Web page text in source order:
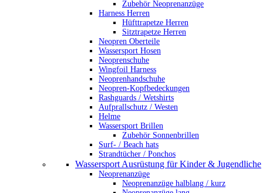
Zubehör Neoprenanzüge
Harness Herren
Hüfttrapetze Herren
Sitztrapetze Herren
Neopren Oberteile
Wassersport Hosen
Neoprenschuhe
Wingfoil Harness
Neoprenhandschuhe
Neopren-Kopfbedeckungen
Rashguards / Wetshirts
Aufprallschutz / Westen
Helme
Wassersport Brillen
Zubehör Sonnenbrillen
Surf- / Beach hats
Strandtücher / Ponchos
Wassersport Ausrüstung für Kinder & Jugendliche
Neoprenanzüge
Neoprenanzüge halblang / kurz